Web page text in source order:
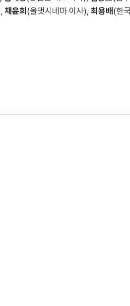
채윤희 (올댓시네마 이사), 최용배 (한